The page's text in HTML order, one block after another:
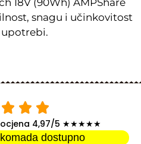
snagu i učinkovitost
upotrebi.
4,97/5 ★★★★★
dostupno